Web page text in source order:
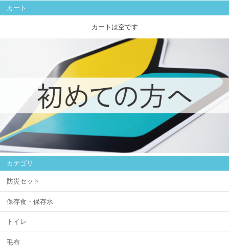
カート
カートは空です
カテゴリ
防災セット
保存食・保存水
トイレ
毛布